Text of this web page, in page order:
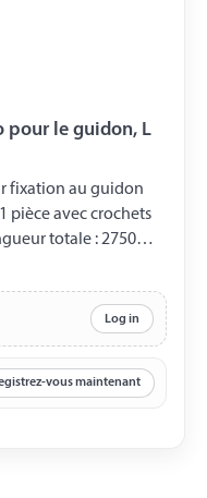
pour le guidon, L
fixation au guidon
pièce avec crochets
totale : 2750
de traction :
daN Longueur du
Log in
vous maintenant